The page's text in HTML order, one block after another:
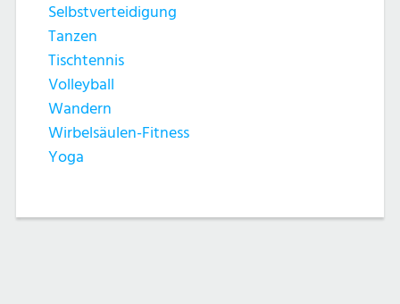
Selbstverteidigung
Tanzen
Tischtennis
Volleyball
Wandern
Wirbelsäulen-Fitness
Yoga